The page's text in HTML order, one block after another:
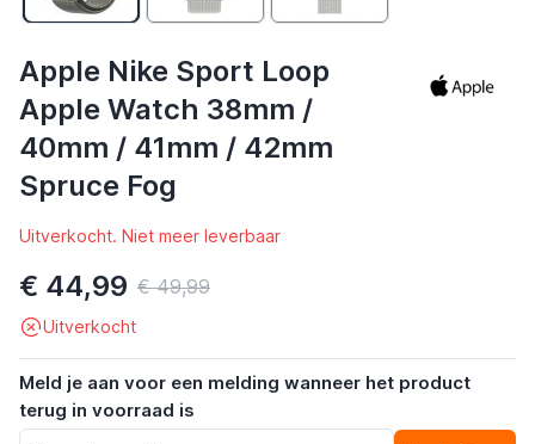
Apple Nike Sport Loop
Apple Watch 38mm /
40mm / 41mm / 42mm
Spruce Fog
Uitverkocht. Niet meer leverbaar
€ 44,99 € 49,99
Uitverkocht
Meld je aan voor een melding wanneer het product
terug in voorraad is